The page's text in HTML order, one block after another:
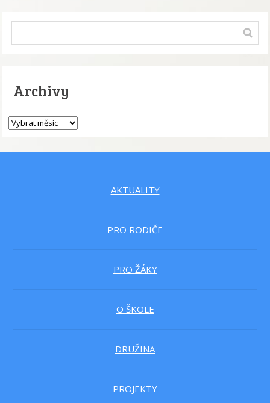
Archivy
AKTUALITY
PRO RODIČE
PRO ŽÁKY
O ŠKOLE
DRUŽINA
PROJEKTY